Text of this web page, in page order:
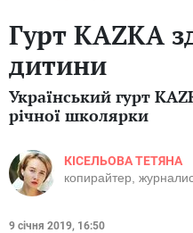
Гурт KAZKA
дитини
Український гурт
річної школярки
КІСЕЛЬОВА ТЕТЯНА
копирайтер,
9 січня 2019, 16:50